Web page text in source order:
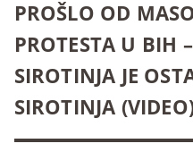
PROŠLO OD
PROTESTA U BIH –
SIROTINJA JE
SIROTINJA